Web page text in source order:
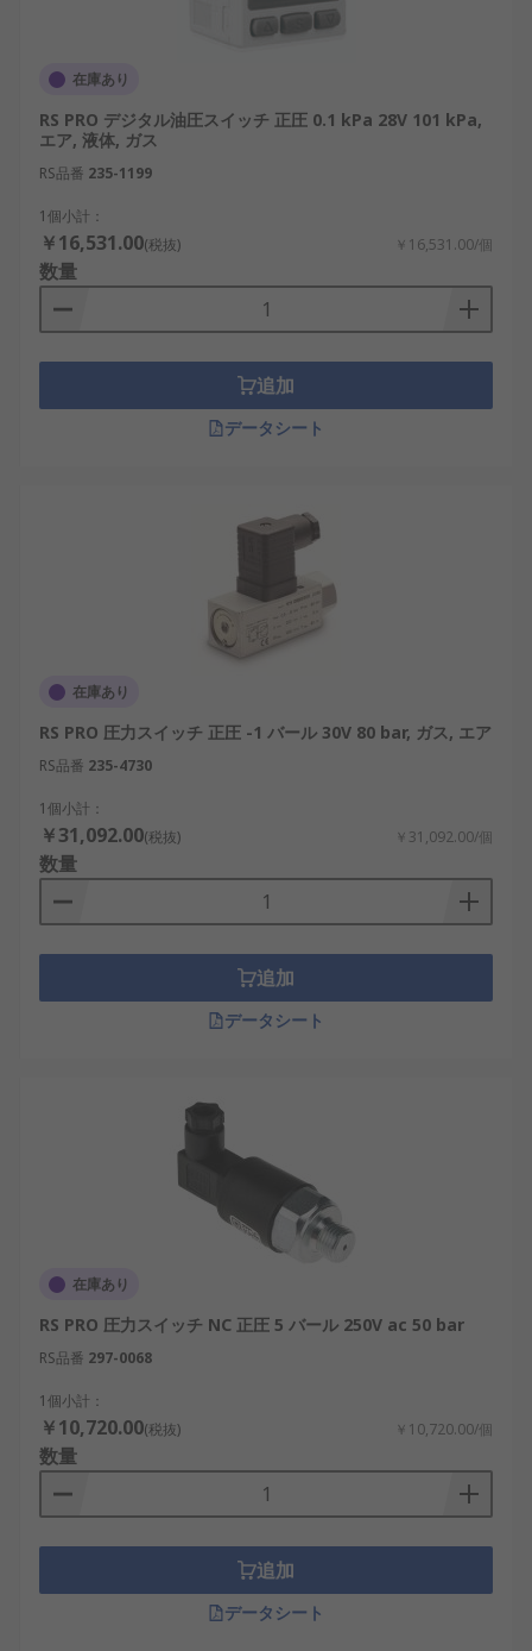
在庫あり
RS PRO デジタル油圧スイッチ 正圧 0.1 kPa 28V 101 kPa,
エア, 液体, ガス
RS品番 235-1199
1個小計：
￥16,531.00(税抜) ￥16,531.00/個
数量
追加
データシート
在庫あり
RS PRO 圧力スイッチ 正圧 -1 バール 30V 80 bar, ガス, エア
RS品番 235-4730
1個小計：
￥31,092.00(税抜) ￥31,092.00/個
数量
追加
データシート
在庫あり
RS PRO 圧力スイッチ NC 正圧 5 バール 250V ac 50 bar
RS品番 297-0068
1個小計：
￥10,720.00(税抜) ￥10,720.00/個
数量
追加
データシート